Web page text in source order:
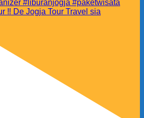
‼️ De Jogja Tour Travel sia